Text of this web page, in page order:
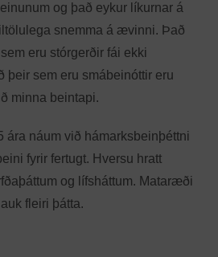
og það eykur líkurnar á
snemma á ævinni. Það
eru stórgerðir fái ekki
þeir sem eru smábeinóttir eru
minna beintapi.
ára náum við hámarksbeinþéttni
fyrir fertugt. Hversu hratt
og lífsháttum. Mataræði
fleiri þátta.